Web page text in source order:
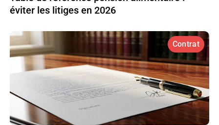
éviter les litiges en 2026
Contrat